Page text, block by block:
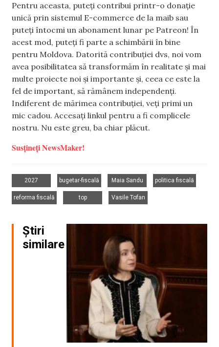
Pentru aceasta, puteți contribui printr-o donație
unică prin sistemul E-commerce de la maib sau
puteți întocmi un abonament lunar pe Patreon! În
acest mod, puteți fi parte a schimbării în bine
pentru Moldova. Datorită contribuției dvs, noi vom
avea posibilitatea să transformăm în realitate și mai
multe proiecte noi și importante și, ceea ce este la
fel de important, să rămânem independenți.
Indiferent de mărimea contribuției, veți primi un
mic cadou. Accesați linkul pentru a fi complicele
nostru. Nu este greu, ba chiar plăcut.
Susțineți NewsMaker!
2027
bugetar-fiscală
Maia Sandu
politica fiscală
reforma fiscală
top
Vasile Tofan
Știri
similare